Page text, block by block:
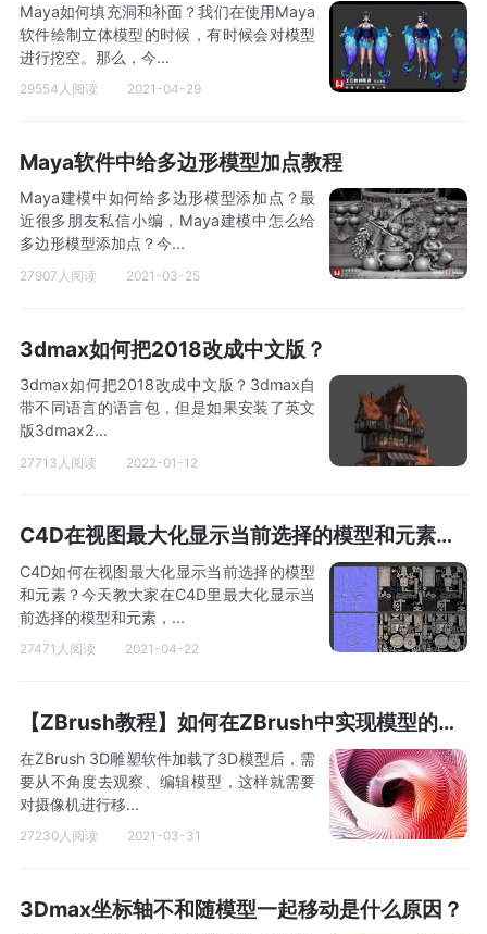
Maya如何填充洞和补面？我们在使用Maya
软件绘制立体模型的时候，有时候会对模型
进行挖空。那么，今...
29554人阅读 2021-04-29
Maya软件中给多边形模型加点教程
Maya建模中如何给多边形模型添加点？最
近很多朋友私信小编，Maya建模中怎么给
多边形模型添加点？今...
27907人阅读 2021-03-25
3dmax如何把2018改成中文版？
3dmax如何把2018改成中文版？3dmax自
带不同语言的语言包，但是如果安装了英文
版3dmax2...
27713人阅读 2022-01-12
C4D在视图最大化显示当前选择的模型和元素教程
C4D如何在视图最大化显示当前选择的模型
和元素？今天教大家在C4D里最大化显示当
前选择的模型和元素，...
27471人阅读 2021-04-22
【ZBrush教程】如何在ZBrush中实现模型的移动和缩放？
在ZBrush 3D雕塑软件加载了3D模型后，需
要从不角度去观察、编辑模型，这样就需要
对摄像机进行移...
27230人阅读 2021-03-31
3Dmax坐标轴不和随模型一起移动是什么原因？